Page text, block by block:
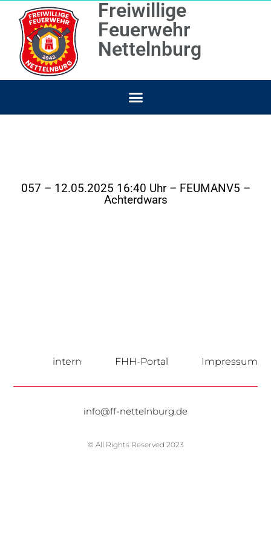
Freiwillige
Feuerwehr
Nettelnburg
057 – 12.05.2025 16:40 Uhr – FEUMANV5 –
Achterdwars
intern FHH-Portal Impressum
info@ff-nettelnburg.de
© All Rights Reserved 2023